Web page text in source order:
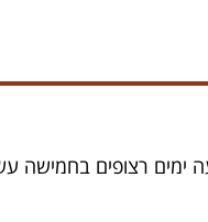
רצופים בחמישה